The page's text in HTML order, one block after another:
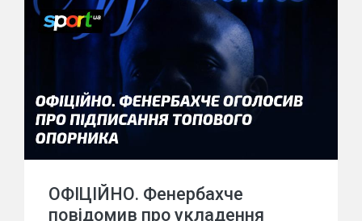
ОФІЦІЙНО. Фенербахче
повідомив про укладення